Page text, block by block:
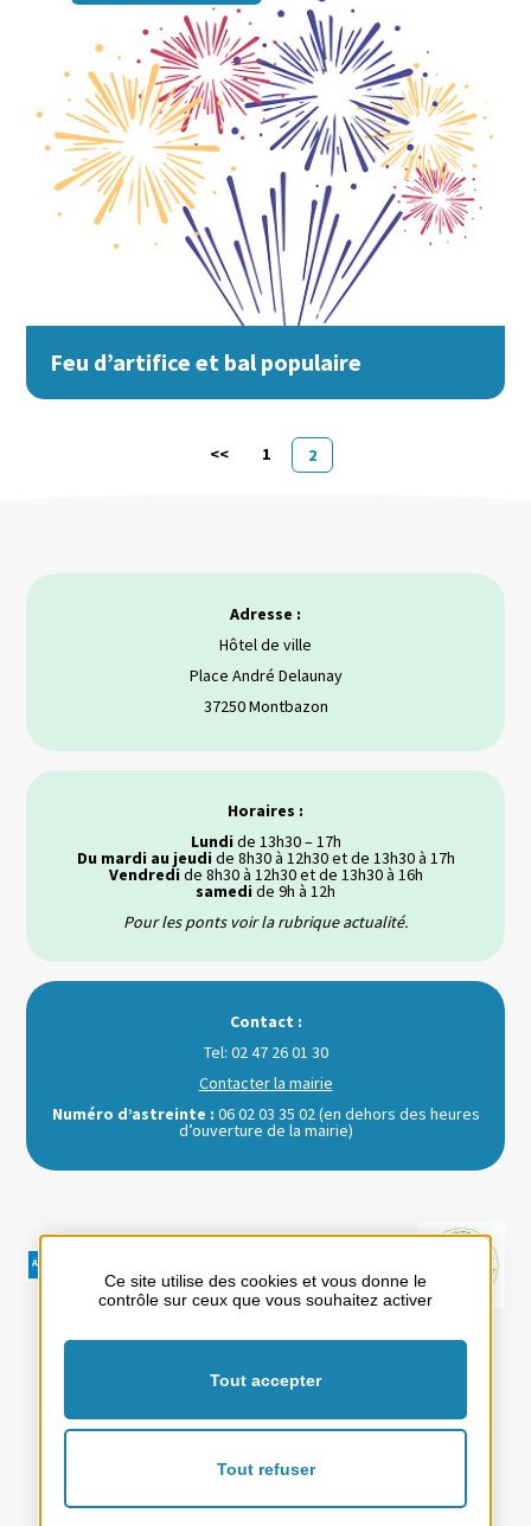
Feu d’artifice et bal populaire
<< 1 2
Adresse :
Hôtel de ville
Place André Delaunay
37250 Montbazon
Horaires :
Lundi de 13h30 – 17h
Du mardi au jeudi de 8h30 à 12h30 et de 13h30 à 17h
Vendredi de 8h30 à 12h30 et de 13h30 à 16h
samedi de 9h à 12h
Pour les ponts voir la rubrique actualité.
Contact :
Tel: 02 47 26 01 30
Contacter la mairie
Numéro d’astreinte : 06 02 03 35 02 (en dehors des heures
d’ouverture de la mairie)
Mentions Légales Politique de confidentialité Plan du site
Ce site utilise des cookies et vous donne le
contrôle sur ceux que vous souhaitez activer
Tout accepter
Tout refuser